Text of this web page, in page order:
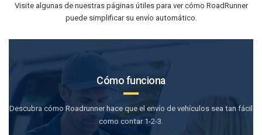
Visite algunas de nuestras páginas útiles para ver cómo RoadRunner
puede simplificar su envío automático.
Cómo funciona
Descubra cómo Roadrunner hace que el envío de vehículos sea tan fácil
como contar 1-2-3.